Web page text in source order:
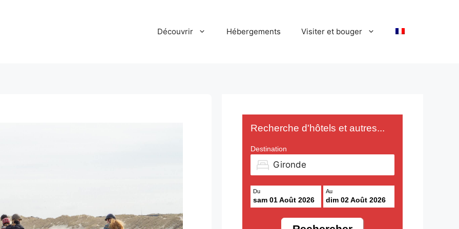
Découvrir Hébergements Visiter et bouger
Recherche d'hôtels et autres...
Destination
Du
sam 01 Août 2026
Au
dim 02 Août 2026